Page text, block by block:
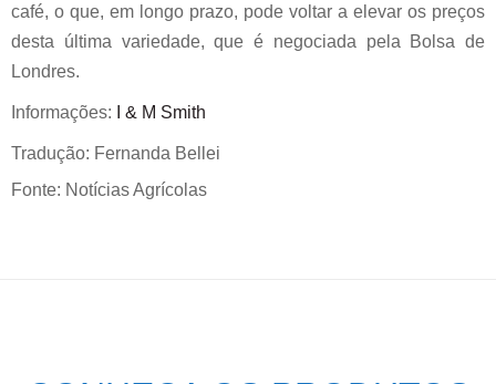
café, o que, em longo prazo, pode voltar a elevar os preços
desta última variedade, que é negociada pela Bolsa de
Londres.
Informações: I & M Smith
Tradução: Fernanda Bellei
Fonte: Notícias Agrícolas